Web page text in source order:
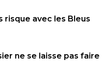
risque avec les Bleus
ne se laisse pas faire